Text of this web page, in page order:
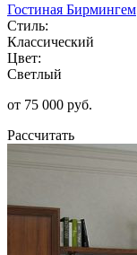
Гостиная Бирмингем
Стиль:
Классический
Цвет:
Светлый
от 75 000 руб.
Рассчитать